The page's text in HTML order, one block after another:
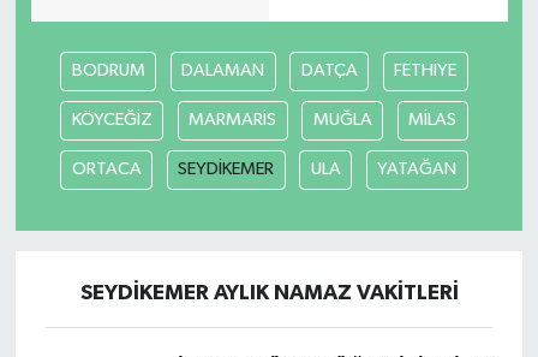
BODRUM DALAMAN DATÇA FETHİYE
KÖYCEĞİZ MARMARİS MUĞLA MİLAS
ORTACA SEYDİKEMER ULA YATAĞAN
SEYDİKEMER AYLIK NAMAZ VAKITLERI
Akhisar Emlak
Ülke
Etiketler